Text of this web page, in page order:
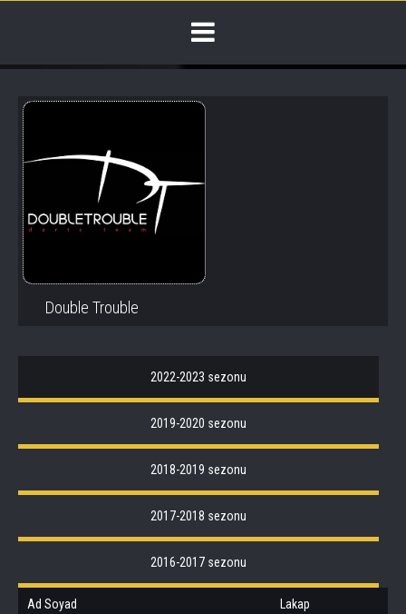
Double Trouble
2022-2023 sezonu
2019-2020 sezonu
2018-2019 sezonu
2017-2018 sezonu
2016-2017 sezonu
Ad Soyad Lakap